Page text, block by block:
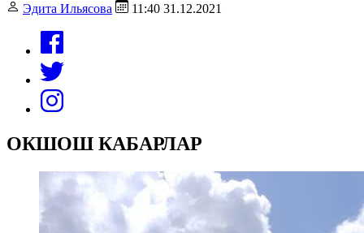
Эдита Ильясова 11:40 31.12.2021
ОКШОШ КАБАРЛАР